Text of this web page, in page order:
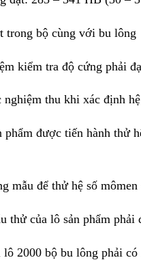
trong bộ cùng với bu lông
kiểm tra độ cứng phải
nghiệm thu khi xác định
phẩm được tiến hành thử
mẫu để thử hệ số
thử của lô sản phẩm
2000 bộ bu lông phải